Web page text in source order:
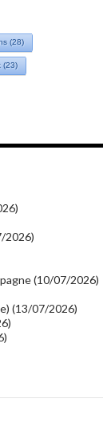
(28)
(23)
80's
2026)
(10/07/2026)
(13/07/2026)